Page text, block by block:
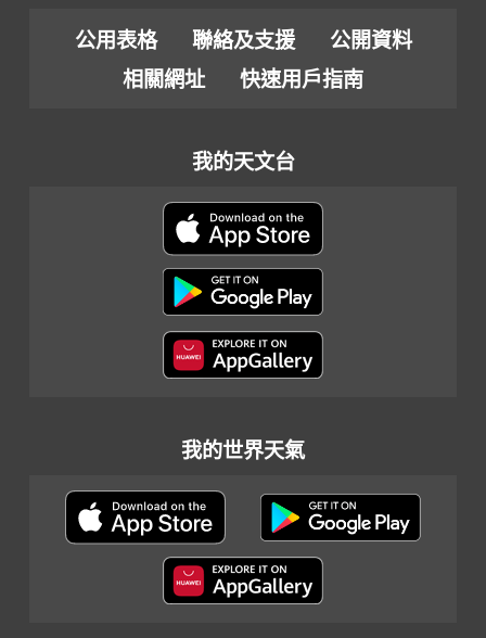
公用表格 聯絡及支援
公開資料
相關網址
快速用戶指南
我的天文台
我的世界天氣